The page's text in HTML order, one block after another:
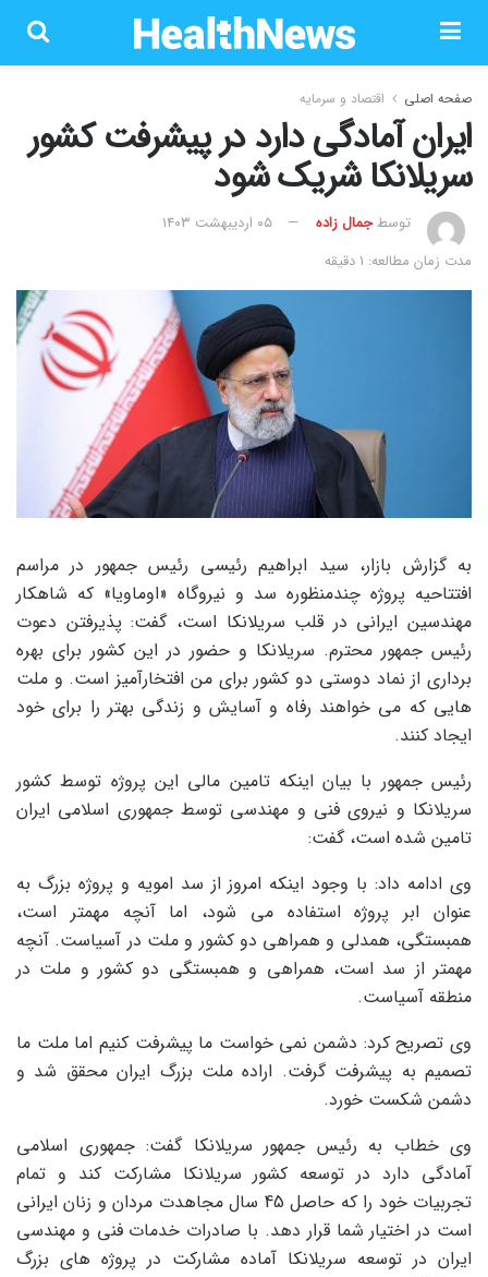
صفحه اصلی اقتصاد و سرمایه
ایران آمادگی دارد در پیشرفت کشور
سریلانکا شریک شود
توسطجمال زاده
۰۵ اردیبهشت ۱۴۰۳
مدت زمان مطالعه: 1 دقیقه
به گزارش بازار، سید ابراهیم رئیسی رئیس جمهور در مراسم
افتتاحیه پروژه چندمنظوره سد و نیروگاه «اوماویا» که شاهکار
مهندسین ایرانی در قلب سریلانکا است، گفت: پذیرفتن دعوت
رئیس جمهور محترم. سریلانکا و حضور در این کشور برای بهره
برداری از نماد دوستی دو کشور برای من افتخارآمیز است. و ملت
هایی که می خواهند رفاه و آسایش و زندگی بهتر را برای خود
ایجاد کنند.
رئیس جمهور با بیان اینکه تامین مالی این پروژه توسط کشور
سریلانکا و نیروی فنی و مهندسی توسط جمهوری اسلامی ایران
تامین شده است، گفت:
وی ادامه داد: با وجود اینکه امروز از سد امویه و پروژه بزرگ به
عنوان ابر پروژه استفاده می شود، اما آنچه مهمتر است،
همبستگی، همدلی و همراهی دو کشور و ملت در آسیاست. آنچه
مهمتر از سد است، همراهی و همبستگی دو کشور و ملت در
منطقه آسیاست.
وی تصریح کرد: دشمن نمی خواست ما پیشرفت کنیم اما ملت ما
تصمیم به پیشرفت گرفت. اراده ملت بزرگ ایران محقق شد و
دشمن شکست خورد.
وی خطاب به رئیس جمهور سریلانکا گفت: جمهوری اسلامی
آمادگی دارد در توسعه کشور سریلانکا مشارکت کند و تمام
تجربیات خود را که حاصل 45 سال مجاهدت مردان و زنان ایرانی
است در اختیار شما قرار دهد. با صادرات خدمات فنی و مهندسی
ایران در توسعه سریلانکا آماده مشارکت در پروژه های بزرگ